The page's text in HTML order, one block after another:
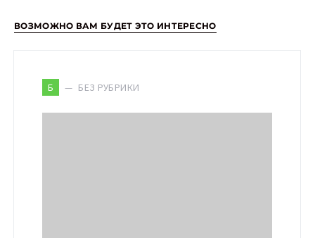
ВОЗМОЖНО ВАМ БУДЕТ ЭТО ИНТЕРЕСНО
Б БЕЗ РУБРИКИ